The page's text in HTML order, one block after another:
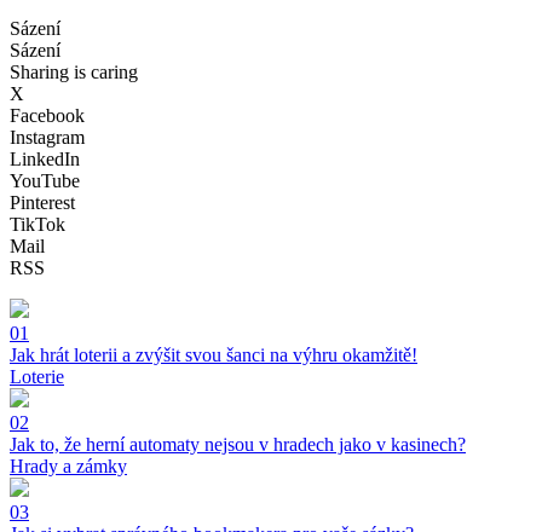
Sázení
Sázení
Sharing is caring
X
Facebook
Instagram
LinkedIn
YouTube
Pinterest
TikTok
Mail
RSS
01
Jak hrát loterii a zvýšit svou šanci na výhru okamžitě!
Loterie
02
Jak to, že herní automaty nejsou v hradech jako v kasinech?
Hrady a zámky
03